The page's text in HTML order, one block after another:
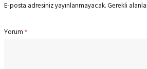
E-posta adresiniz yayınlanmayacak.Gerekli
Yorum*